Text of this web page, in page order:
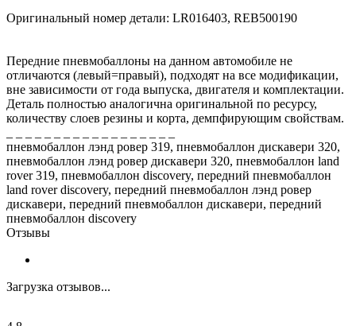
Оригинальный номер детали: LR016403, REB500190
Передние пневмобаллоны на данном автомобиле не
отличаются (левый=правый), подходят на все модификации,
вне зависимости от года выпуска, двигателя и комплектации.
Деталь полностью аналогична оригинальной по ресурсу,
количеству слоев резины и корта, демпфирующим свойствам.
пневмобаллон лэнд ровер 319, пневмобаллон дискавери 320,
пневмобаллон лэнд ровер дискавери 320, пневмобаллон land
rover 319, пневмобаллон discovery, передний пневмобаллон
land rover discovery, передний пневмобаллон лэнд ровер
дискавери, передний пневмобаллон дискавери, передний
пневмобаллон discovery
Отзывы
Загрузка отзывов...